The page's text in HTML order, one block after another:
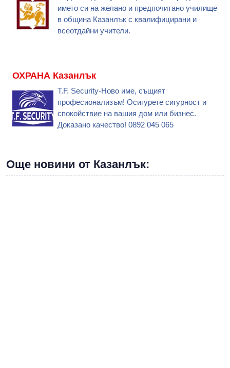
името си на желано и предпочитано училище
в община Казанлък с квалифицирани и
всеотдайни учители.
ОХРАНА Казанлък
T.F. Security-Ново име, същият
професионализъм! Осигурете сигурност и
спокойствие на вашия дом или бизнес.
Доказано качество! 0892 045 065
Още новини от Казанлък: